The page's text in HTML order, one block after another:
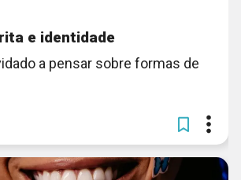
e identidade
a pensar sobre formas de